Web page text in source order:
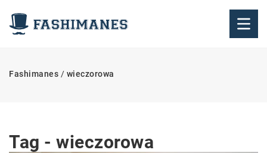
Fashimanes / wieczorowa
Tag - wieczorowa